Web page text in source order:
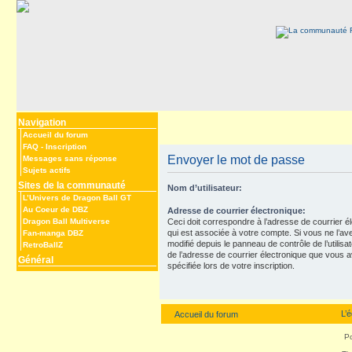
Navigation
Accueil du forum
FAQ - Inscription
Messages sans réponse
Sujets actifs
Sites de la communauté
L’Univers de Dragon Ball GT
Au Coeur de DBZ
Dragon Ball Multiverse
Fan-manga DBZ
RetroBallZ
Général
Envoyer le mot de passe
Nom d’utilisateur:
Adresse de courrier électronique:
Ceci doit correspondre à l’adresse de courrier
qui est associée à votre compte. Si vous ne
modifié depuis le panneau de contrôle de
de l’adresse de courrier électronique que vous
spécifiée lors de votre inscription.
Accueil du forum